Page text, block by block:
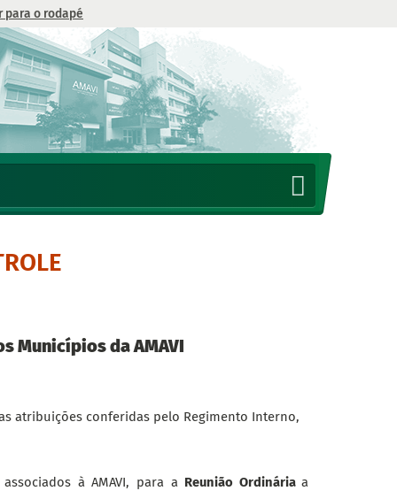
para o rodapé
Municípios da AMAVI
das atribuições conferidas pelo Regimento Interno,
à AMAVI, para a Reunião Ordináriaa